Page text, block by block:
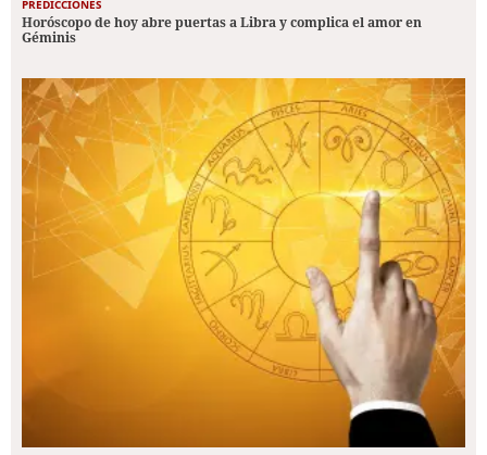
PREDICCIONES
Horóscopo de hoy abre puertas a Libra y complica el amor en
Géminis